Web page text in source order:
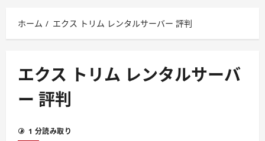
メ
ニ
ー
ホーム エクス トリム レンタルサーバー 評判
エクス トリム レンタルサーバ
ー 評判
1 分読み取り